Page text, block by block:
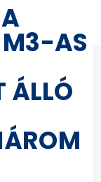
M3-AS
ÁLLÓ